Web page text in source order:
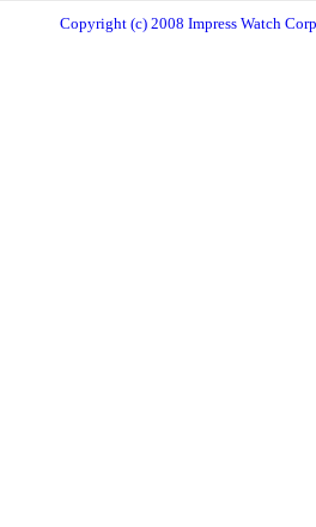
Copyright (c) 2008 Impress Watch